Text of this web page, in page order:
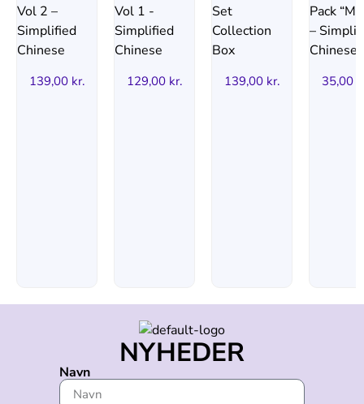
139,00 kr. 129,00 kr. 139,00 kr. 35,00
NYHEDER
Navn